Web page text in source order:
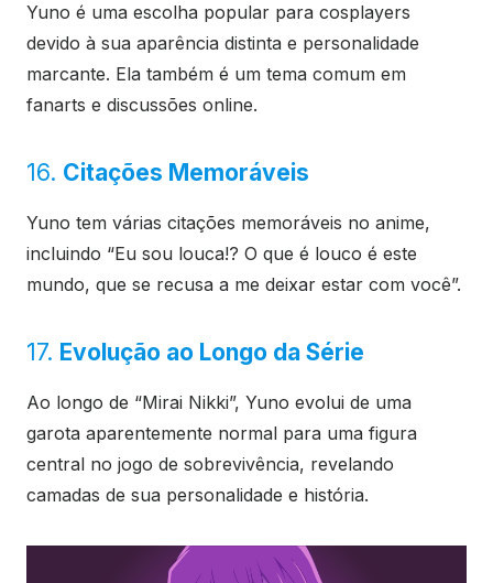
Yuno é uma escolha popular para cosplayers
devido à sua aparência distinta e personalidade
marcante. Ela também é um tema comum em
fanarts e discussões online.
16. Citações Memoráveis
Yuno tem várias citações memoráveis no anime,
incluindo “Eu sou louca!? O que é louco é este
mundo, que se recusa a me deixar estar com você”.
17. Evolução ao Longo da Série
Ao longo de “Mirai Nikki”, Yuno evolui de uma
garota aparentemente normal para uma figura
central no jogo de sobrevivência, revelando
camadas de sua personalidade e história.